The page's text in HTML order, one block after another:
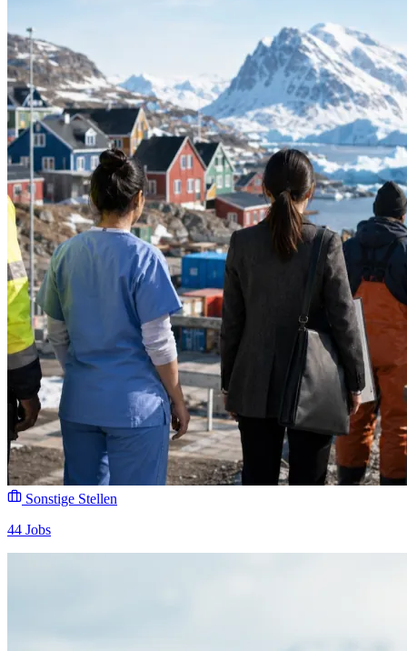
Sonstige Stellen
44 Jobs